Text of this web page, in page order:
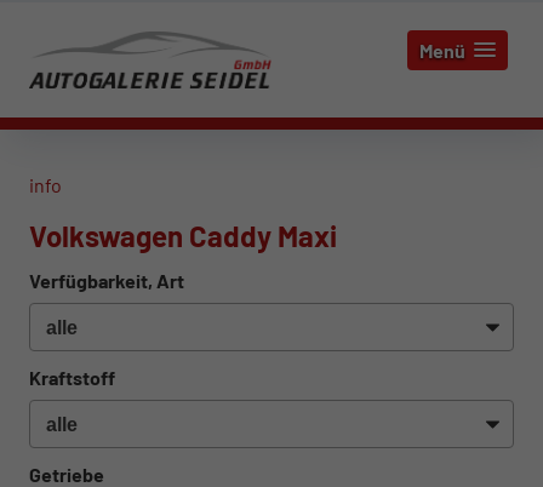
Menü
info
Volkswagen Caddy Maxi
Verfügbarkeit, Art
Kraftstoff
Getriebe